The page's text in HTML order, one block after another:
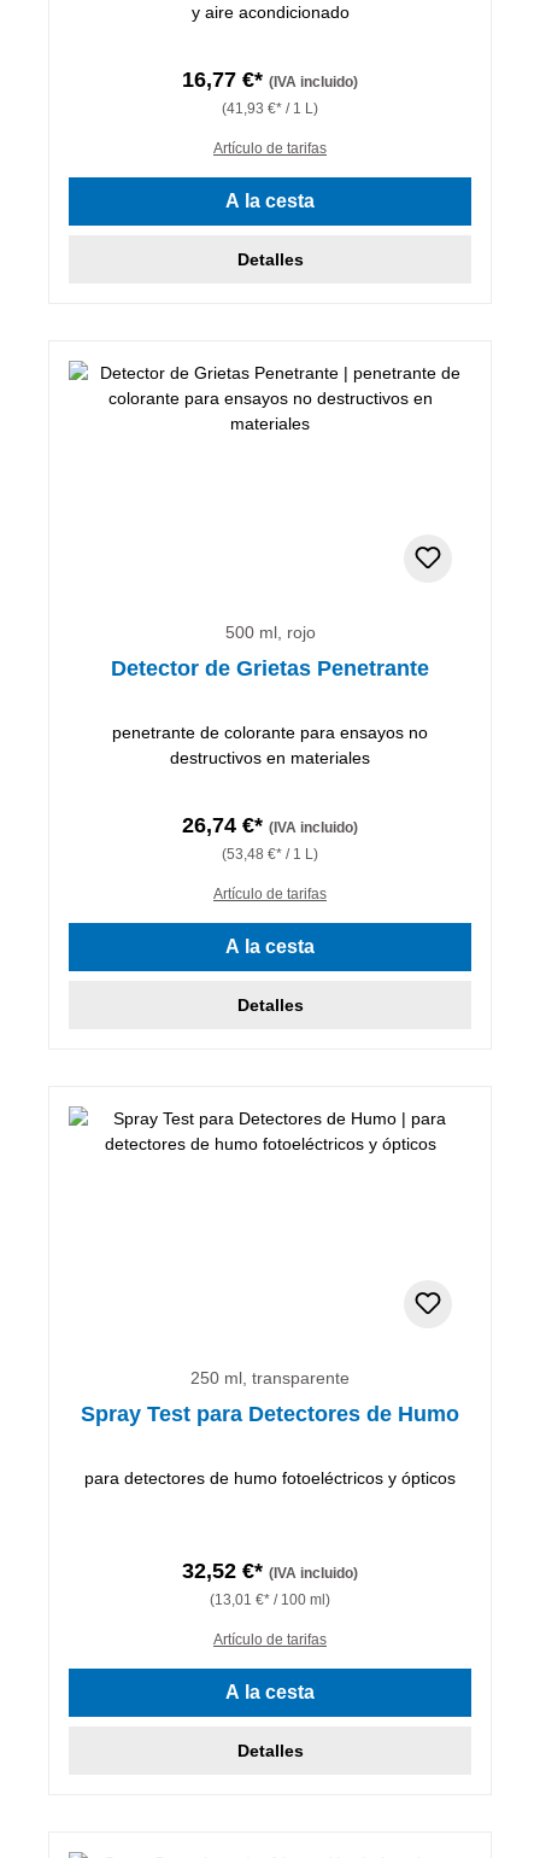
y aire acondicionado
16,77 €* (IVA incluido)
(41,93 €* / 1 L)
Artículo de tarifas
A la cesta
Detalles
500 ml, rojo
Detector de Grietas Penetrante
penetrante de colorante para ensayos no
destructivos en materiales
26,74 €* (IVA incluido)
(53,48 €* / 1 L)
Artículo de tarifas
A la cesta
Detalles
250 ml, transparente
Spray Test para Detectores de Humo
para detectores de humo fotoeléctricos y ópticos
32,52 €* (IVA incluido)
(13,01 €* / 100 ml)
Artículo de tarifas
A la cesta
Detalles